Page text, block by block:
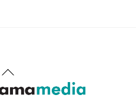
Back
To